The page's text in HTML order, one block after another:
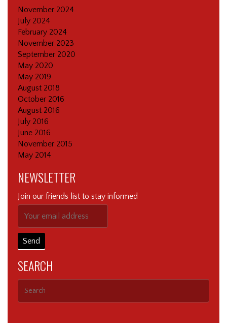
November 2024
July 2024
February 2024
November 2023
September 2020
May 2020
May 2019
August 2018
October 2016
August 2016
July 2016
June 2016
November 2015
May 2014
NEWSLETTER
Join our friends list to stay informed
SEARCH